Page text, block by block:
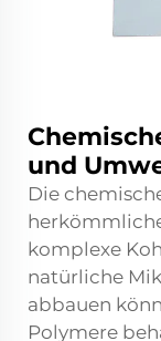
und
Die
komplexe
natürliche
abbauen
Polymere